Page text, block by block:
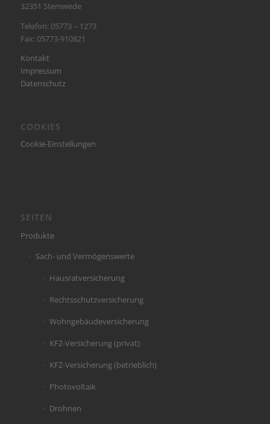
32351 Stemwede
Telefon: 05773 – 1273
Fax: 05773-910821
Kontakt
Impressum
Datenschutz
COOKIES
Cookie-Einstellungen
SEITEN
Produkte
Sach- und Vermögenswerte
Hausratversicherung
Rechtsschutzversicherung
Wohngebäudeversicherung
KFZ-Versicherung (privat)
KFZ-Versicherung (betrieblich)
Photovoltaik
Drohnen